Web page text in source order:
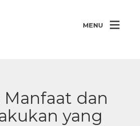
MENU
Manfaat dan
yang